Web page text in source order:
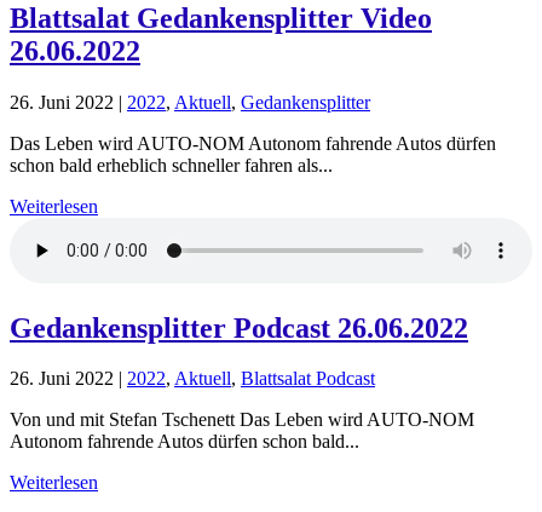
Blattsalat Gedankensplitter Video
26.06.2022
26. Juni 2022 | 2022, Aktuell, Gedankensplitter
Das Leben wird AUTO-NOM Autonom fahrende Autos dürfen
schon bald erheblich schneller fahren als...
Weiterlesen
Gedankensplitter Podcast 26.06.2022
26. Juni 2022 2022, Aktuell, Blattsalat Podcast
Von und mit Stefan Tschenett Das Leben wird AUTO-NOM
Autonom fahrende Autos dürfen schon bald...
Weiterlesen